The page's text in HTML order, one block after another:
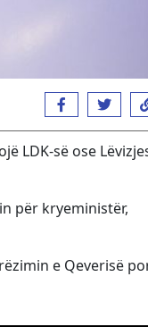
LDK-së ose
për kryeministër,
e Qeverisë